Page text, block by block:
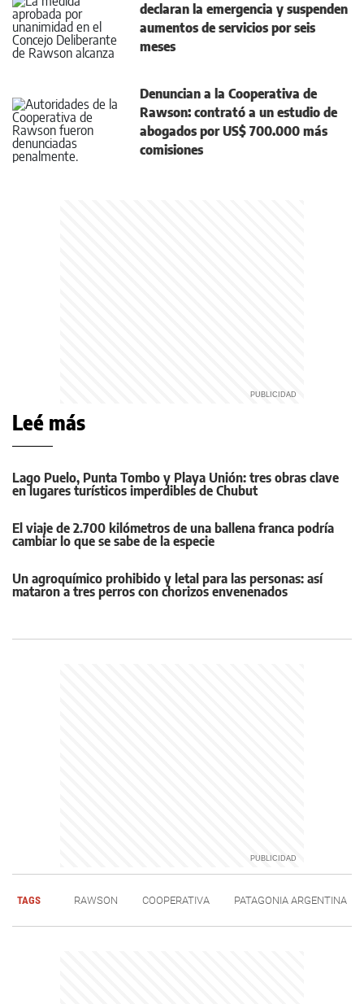
declaran la emergencia y suspenden
aumentos de servicios por seis
meses
Denuncian a la Cooperativa de
Rawson: contrató a un estudio de
abogados por US$ 700.000 más
comisiones
Leé más
Lago Puelo, Punta Tombo y Playa Unión: tres obras clave
en lugares turísticos imperdibles de Chubut
El viaje de 2.700 kilómetros de una ballena franca podría
cambiar lo que se sabe de la especie
Un agroquímico prohibido y letal para las personas: así
mataron a tres perros con chorizos envenenados
TAGS RAWSON COOPERATIVA PATAGONIA ARGENTINA